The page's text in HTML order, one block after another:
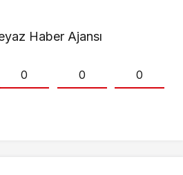
Haber Ajansı
0 0 0